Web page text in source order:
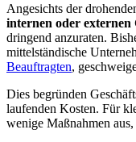
Angesichts der
internen oder externen
dringend anzuraten.
mittelständische
Beauftragten,
Dies begründen
laufenden Kosten. Für
wenige Maßnahmen